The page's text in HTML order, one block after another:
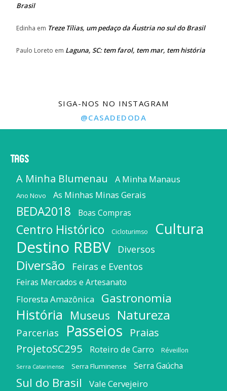
Brasil
Edinha em Treze Tílias, um pedaço da Áustria no sul do Brasil
Paulo Loreto em Laguna, SC: tem farol, tem mar, tem história
SIGA-NOS NO INSTAGRAM
@CASADEDODA
Tags
A Minha Blumenau A Minha Manaus
Ano Novo As Minhas Minas Gerais
BEDA2018 Boas Compras
Centro Histórico Cicloturimso Cultura
Destino RBBV Diversos
Diversão Feiras e Eventos
Feiras Mercados e Artesanato
Floresta Amazônica Gastronomia
História Museus Natureza
Parcerias Passeios
Praias
ProjetoSC295
Roteiro de Carro Réveillon
Serra Catarinense Serra Fluminense Serra Gaúcha
Sul do Brasil Vale Cervejeiro